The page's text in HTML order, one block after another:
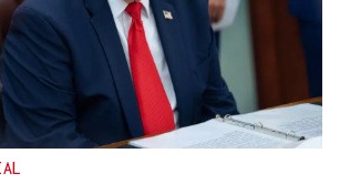
medio siglo creciendo junto a
Cola